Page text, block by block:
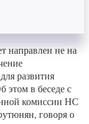
направлен не на
развития
этом в беседе с
комиссии НС
говоря о